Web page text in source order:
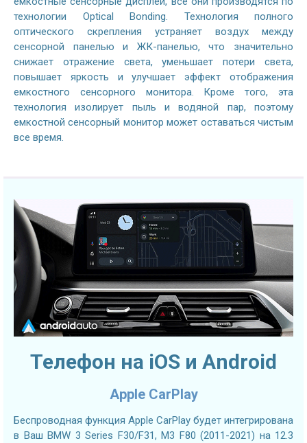
технологии Optical Bonding. Технология полного
оптического скрепления устраняет воздух между
сенсорной панелью и ЖК-панелью, что значительно
снижает отражение света, уменьшает потери света,
повышает яркость и улучшает эффект отображения
емкостного сенсорного монитора. Кроме того, эта
технология изолирует пыль и водяной пар, поэтому
емкостной сенсорный монитор может оставаться чистым
все время.
Телефон на iOS и Android
Apple CarPlay
Беспроводная функция Apple CarPlay будет интегрирована
в Ваш BMW 3 Series F30/F31, M3 F80 (2011-2021) на 12.3